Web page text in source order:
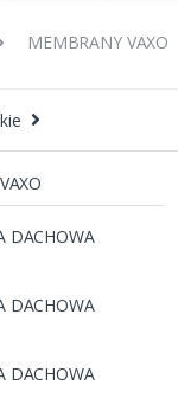
MEMBRANY VAXO
DACHOWA
DACHOWA
DACHOWA